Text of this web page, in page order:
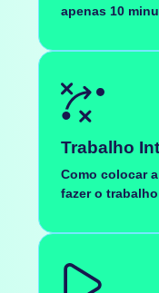
apenas 10
Trabalho
Como colocar
fazer o